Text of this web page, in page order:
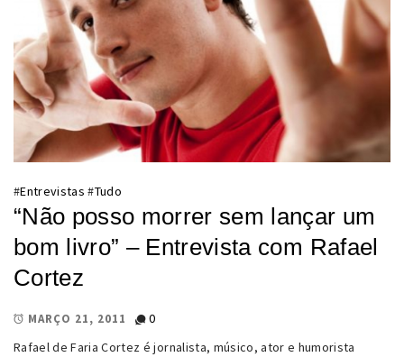
#Entrevistas #Tudo
“Não posso morrer sem lançar um
bom livro” – Entrevista com Rafael
Cortez
MARÇO 21, 2011
0
Rafael de Faria Cortez é jornalista, músico, ator e humorista